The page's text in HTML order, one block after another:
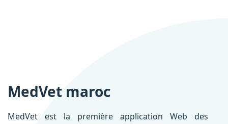
MedVet maroc
MedVet est la première application Web des